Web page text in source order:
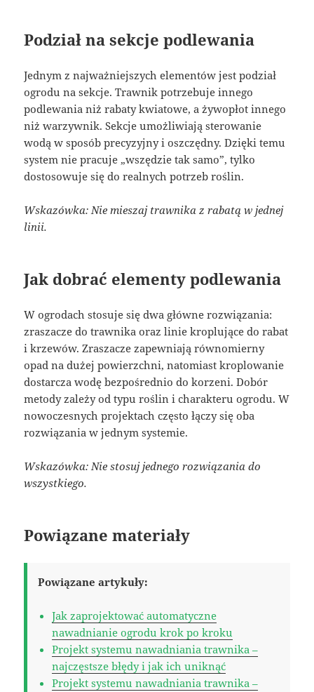
Podział na sekcje podlewania
Jednym z najważniejszych elementów jest podział
ogrodu na sekcje. Trawnik potrzebuje innego
podlewania niż rabaty kwiatowe, a żywopłot innego
niż warzywnik. Sekcje umożliwiają sterowanie
wodą w sposób precyzyjny i oszczędny. Dzięki temu
system nie pracuje „wszędzie tak samo”, tylko
dostosowuje się do realnych potrzeb roślin.
Wskazówka: Nie mieszaj trawnika z rabatą w jednej
linii.
Jak dobrać elementy podlewania
W ogrodach stosuje się dwa główne rozwiązania:
zraszacze do trawnika oraz linie kroplujące do rabat
i krzewów. Zraszacze zapewniają równomierny
opad na dużej powierzchni, natomiast kroplowanie
dostarcza wodę bezpośrednio do korzeni. Dobór
metody zależy od typu roślin i charakteru ogrodu. W
nowoczesnych projektach często łączy się oba
rozwiązania w jednym systemie.
Wskazówka: Nie stosuj jednego rozwiązania do
wszystkiego.
Powiązane materiały
Powiązane artykuły:
Jak zaprojektować automatyczne
nawadnianie ogrodu krok po kroku
Projekt systemu nawadniania trawnika –
najczęstsze błędy i jak ich uniknąć
Projekt systemu nawadniania trawnika –